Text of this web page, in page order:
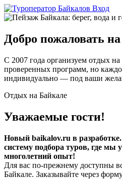
Вход
Добро пожаловать
С 2007 года организуем отдых
проверенных программ, но
индивидуально — под ваши
Отдых на Байкале
Уважаемые гости!
Новый baikalov.ru в
систему подбора туров, где
многолетний опыт!
Для вас по-прежнему доступны
Байкале. Заказывайте через